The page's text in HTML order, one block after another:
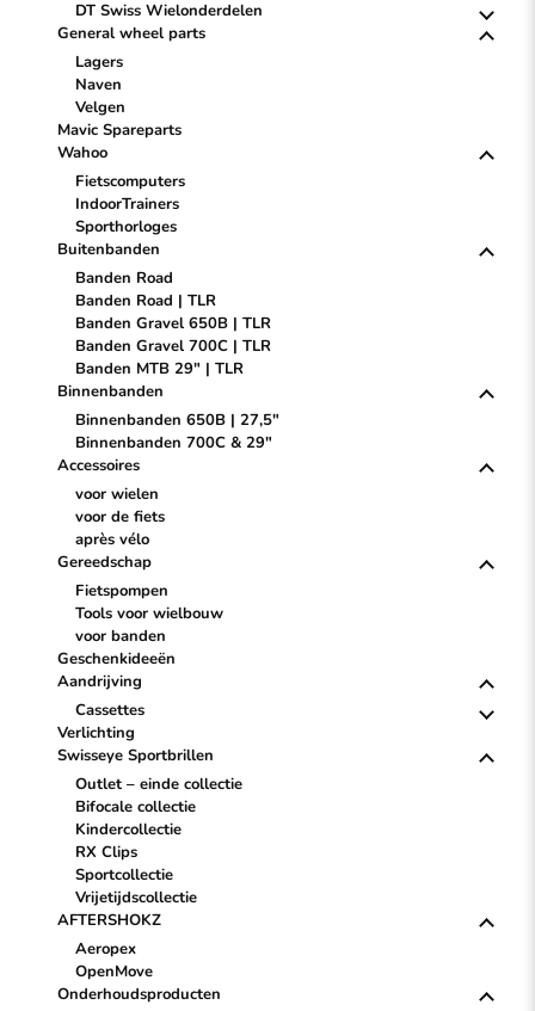
DT Swiss Wielonderdelen
General wheel parts
Lagers
Naven
Velgen
Mavic Spareparts
Wahoo
Fietscomputers
IndoorTrainers
Sporthorloges
Buitenbanden
Banden Road
Banden Road | TLR
Banden Gravel 650B | TLR
Banden Gravel 700C | TLR
Banden MTB 29" | TLR
Binnenbanden
Binnenbanden 650B | 27,5"
Binnenbanden 700C & 29"
Accessoires
voor wielen
voor de fiets
après vélo
Gereedschap
Fietspompen
Tools voor wielbouw
voor banden
Geschenkideeën
Aandrijving
Cassettes
Verlichting
Swisseye Sportbrillen
Outlet – einde collectie
Bifocale collectie
Kindercollectie
RX Clips
Sportcollectie
Vrijetijdscollectie
AFTERSHOKZ
Aeropex
OpenMove
Onderhoudsproducten